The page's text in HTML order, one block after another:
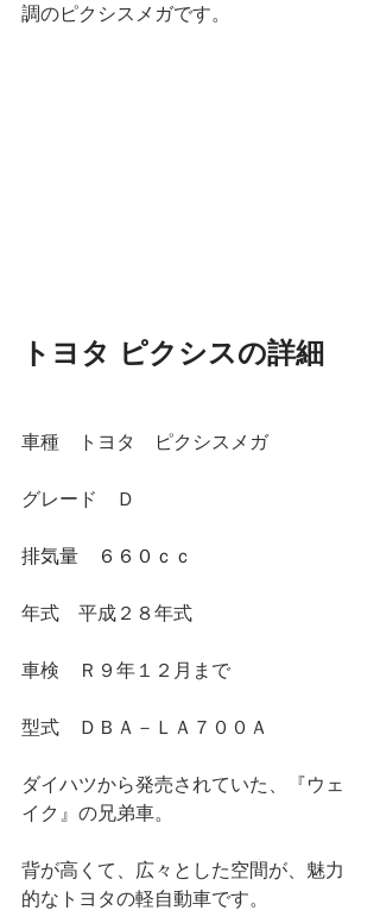
調のピクシスメガです。
トヨタ ピクシスの詳細
車種　トヨタ　ピクシスメガ
グレード　Ｄ
排気量　６６０ｃｃ
年式　平成２８年式
車検　Ｒ９年１２月まで
型式　ＤＢＡ－ＬＡ７００Ａ
ダイハツから発売されていた、『ウェ
イク』の兄弟車。
背が高くて、広々とした空間が、魅力
的なトヨタの軽自動車です。